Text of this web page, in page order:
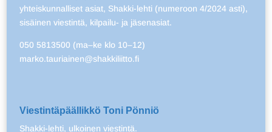
yhteiskunnalliset asiat, Shakki-lehti (numeroon 4/2024 asti),
sisäinen viestintä, kilpailu- ja jäsenasiat.
050 5813500 (ma–ke klo 10–12)
marko.tauriainen@shakkiliitto.fi
Viestintäpäällikkö Toni Pönniö
Shakki-lehti, ulkoinen viestintä.